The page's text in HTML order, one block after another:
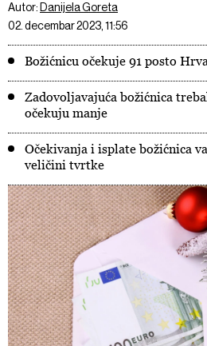
Autor: Danijela Goreta
02. decembar 2023, 11:56
Božićnicu očekuje 91 posto
Zadovoljavajuća božićnica
očekuju manje
Očekivanja i isplate božićnica
veličini tvrtke